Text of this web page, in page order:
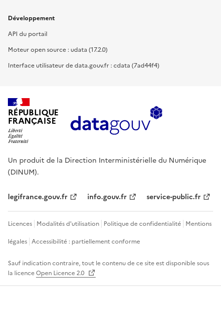
Développement
API du portail
Moteur open source : udata (17.2.0)
Interface utilisateur de data.gouv.fr : cdata (7ad44f4)
RÉPUBLIQUE
FRANÇAISE
Un produit de la Direction Interministérielle du Numérique
(DINUM).
legifrance.gouv.fr info.gouv.fr service-public.fr
Licences Modalités d'utilisation Politique de confidentialité Mentions
légales Accessibilité : partiellement conforme
Sauf indication contraire, tout le contenu de ce site est disponible sous
la licenceOpen Licence 2.0